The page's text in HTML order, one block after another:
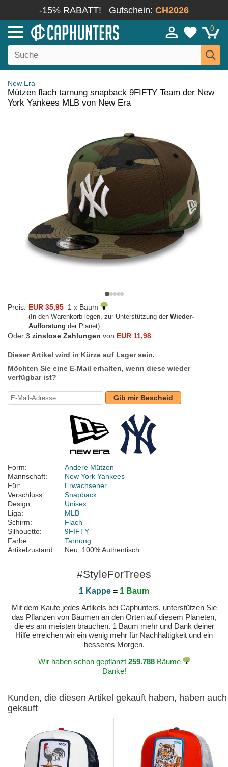
-15% RABATT! Gutschein: CH2026
0
New Era
Mützen flach tarnung snapback 9FIFTY Team der New
York Yankees MLB von New Era
Preis: EUR 35,95 1 x Baum
(In den Warenkorb legen, zur Unterstützung der Wieder-
Aufforstung der Planet)
Oder 3 zinslose Zahlungen von EUR 11,98
Dieser Artikel wird in Kürze auf Lager sein.
Möchten Sie eine E-Mail erhalten, wenn diese wieder
verfügbar ist?
Gib mir Bescheid
Form:
Andere Mützen
Mannschaft:
New York Yankees
Für:
Erwachsener
Verschluss:
Snapback
Design:
Unisex
Liga:
MLB
Schirm:
Flach
Silhouette:
9FIFTY
Farbe:
Tarnung
Artikelzustand:
Neu; 100% Authentisch
#StyleForTrees
1 Kappe = 1 Baum
Mit dem Kaufe jedes Artikels bei Caphunters, unterstützen Sie
das Pflanzen von Bäumen an den Orten auf diesem Planeten,
die es am meisten brauchen. 1 Baum mehr und Dank deiner
Hilfe erreichen wir ein wenig mehr für Nachhaltigkeit und ein
besseres Morgen.
Wir haben schon gepflanzt 259.788Bäume
Danke!
Kunden, die diesen Artikel gekauft haben, haben auch
gekauft